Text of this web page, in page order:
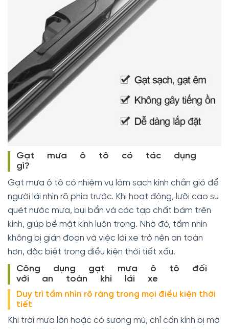
Gạt mưa ô tô có tác dụng
gì?
Gạt mưa ô tô có nhiệm vụ làm sạch kính chắn gió để
người lái nhìn rõ phía trước. Khi hoạt động, lưỡi cao su
quét nước mưa, bụi bẩn và các tạp chất bám trên
kính, giúp bề mặt kính luôn trong. Nhờ đó, tầm nhìn
không bị gián đoạn và việc lái xe trở nên an toàn
hơn, đặc biệt trong điều kiện thời tiết xấu.
Công dụng gạt mưa ô tô đối
với an toàn khi lái xe
Duy trì tầm nhìn rõ ràng trong mọi điều kiện thời
tiết
Khi trời mưa lớn hoặc có sương mù, chỉ cần kính bị mờ